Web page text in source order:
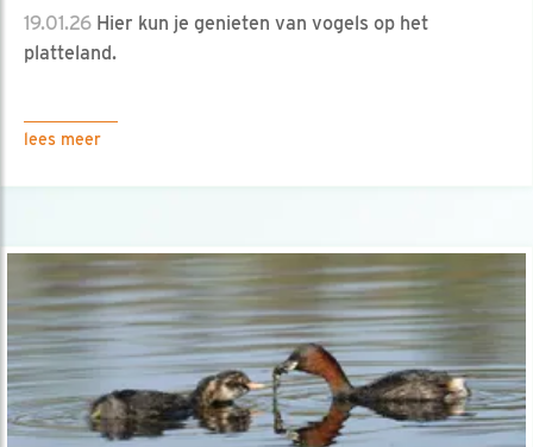
19.01.26 Hier kun je genieten van vogels op het
platteland.
lees meer